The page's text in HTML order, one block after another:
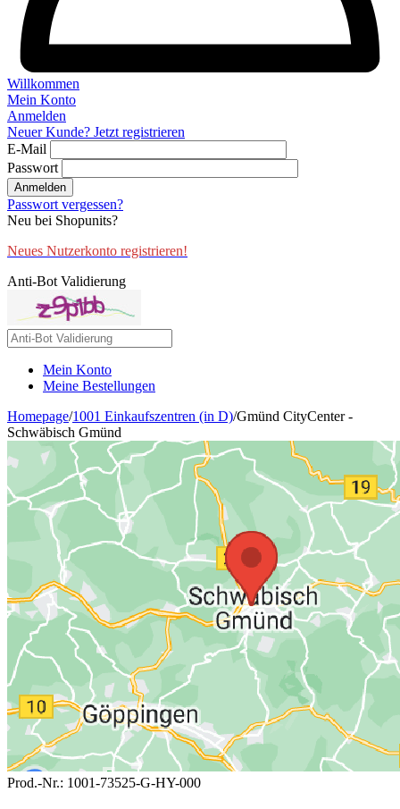
Willkommen
Mein Konto
Anmelden
Neuer Kunde? Jetzt registrieren
E-Mail
Passwort
Anmelden
Passwort vergessen?
Neu bei Shopunits?
Neues Nutzerkonto registrieren!
Anti-Bot Validierung
Mein Konto
Meine Bestellungen
Homepage/1001 Einkaufszentren (in D)/Gmünd CityCenter -
Schwäbisch Gmünd
Prod.-Nr.: 1001-73525-G-HY-000